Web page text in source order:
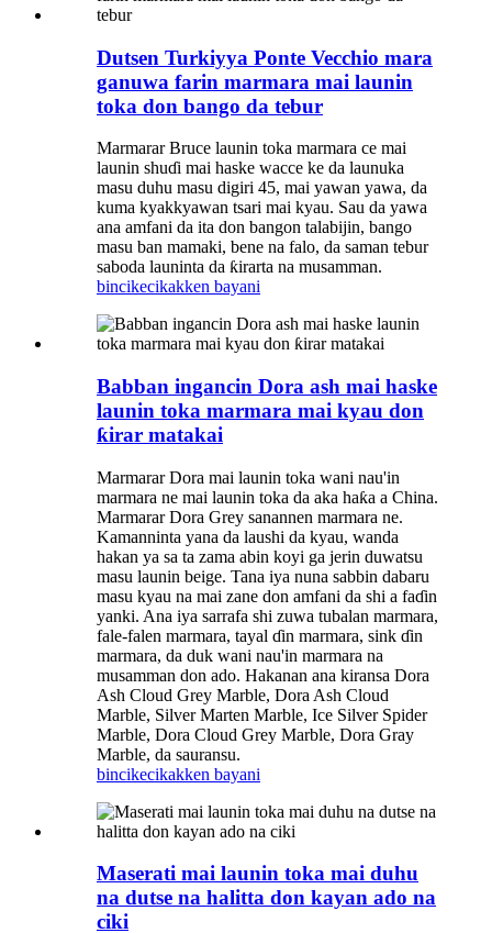
Dutsen Turkiyya Ponte Vecchio mara
ganuwa farin marmara mai launin
toka don bango da tebur
Marmarar Bruce launin toka marmara ce mai
launin shuɗi mai haske wacce ke da launuka
masu duhu masu digiri 45, mai yawan yawa, da
kuma kyakkyawan tsari mai kyau. Sau da yawa
ana amfani da ita don bangon talabijin, bango
masu ban mamaki, bene na falo, da saman tebur
saboda launinta da ƙirarta na musamman.
bincikecikakken bayani
Babban ingancin Dora ash mai haske
launin toka marmara mai kyau don
ƙirar matakai
Marmarar Dora mai launin toka wani nau'in
marmara ne mai launin toka da aka haƙa a China.
Marmarar Dora Grey sanannen marmara ne.
Kamanninta yana da laushi da kyau, wanda
hakan ya sa ta zama abin koyi ga jerin duwatsu
masu launin beige. Tana iya nuna sabbin dabaru
masu kyau na mai zane don amfani da shi a faɗin
yanki. Ana iya sarrafa shi zuwa tubalan marmara,
fale-falen marmara, tayal ɗin marmara, sink ɗin
marmara, da duk wani nau'in marmara na
musamman don ado. Hakanan ana kiransa Dora
Ash Cloud Grey Marble, Dora Ash Cloud
Marble, Silver Marten Marble, Ice Silver Spider
Marble, Dora Cloud Grey Marble, Dora Gray
Marble, da sauransu.
bincikecikakken bayani
Maserati mai launin toka mai duhu
na dutse na halitta don kayan ado na
ciki